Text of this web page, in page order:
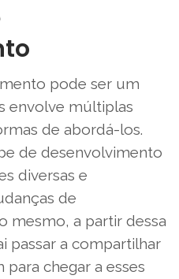
pode ser um
envolve múltiplas
de abordá-los.
de desenvolvimento
diversas e
de
mesmo, a partir dessa
passar a compartilhar
chegar a esses